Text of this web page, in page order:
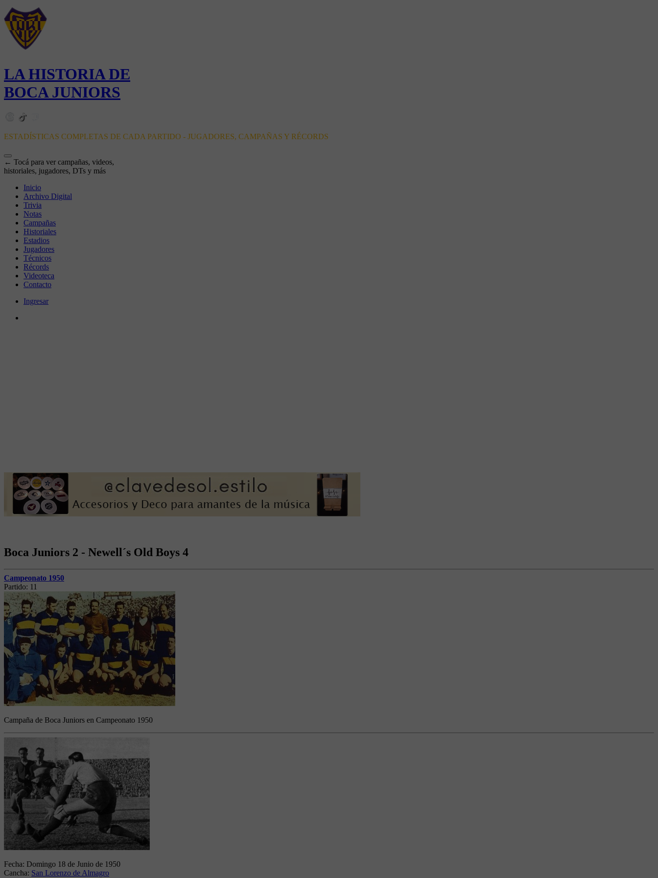
LA HISTORIA DE
BOCA JUNIORS
ESTADÍSTICAS COMPLETAS DE CADA PARTIDO - JUGADORES, CAMPAÑAS Y RÉCORDS
← Tocá para ver campañas, videos,
historiales, jugadores, DTs y más
Inicio
Archivo Digital
Trivia
Notas
Campañas
Historiales
Estadios
Jugadores
Técnicos
Récords
Videoteca
Contacto
Ingresar
Boca Juniors 2 - Newell´s Old Boys 4
Campeonato 1950
Partido: 11
Campaña de Boca Juniors en Campeonato 1950
Fecha: Domingo 18 de Junio de 1950
Cancha: San Lorenzo de Almagro